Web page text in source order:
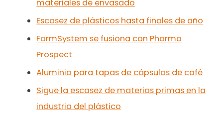
materiales de envasado
Escasez de plásticos hasta finales de año
FormSystem se fusiona con Pharma
Prospect
Aluminio para tapas de cápsulas de café
Sigue la escasez de materias primas en la
industria del plástico